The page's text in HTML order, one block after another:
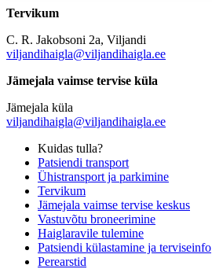
Tervikum
C. R. Jakobsoni 2a, Viljandi
viljandihaigla@viljandihaigla.ee
Jämejala vaimse tervise küla
Jämejala küla
viljandihaigla@viljandihaigla.ee
Kuidas tulla?
Patsiendi transport
Ühistransport ja parkimine
Tervikum
Jämejala vaimse tervise keskus
Vastuvõtu broneerimine
Haiglaravile tulemine
Patsiendi külastamine ja terviseinfo
Perearstid